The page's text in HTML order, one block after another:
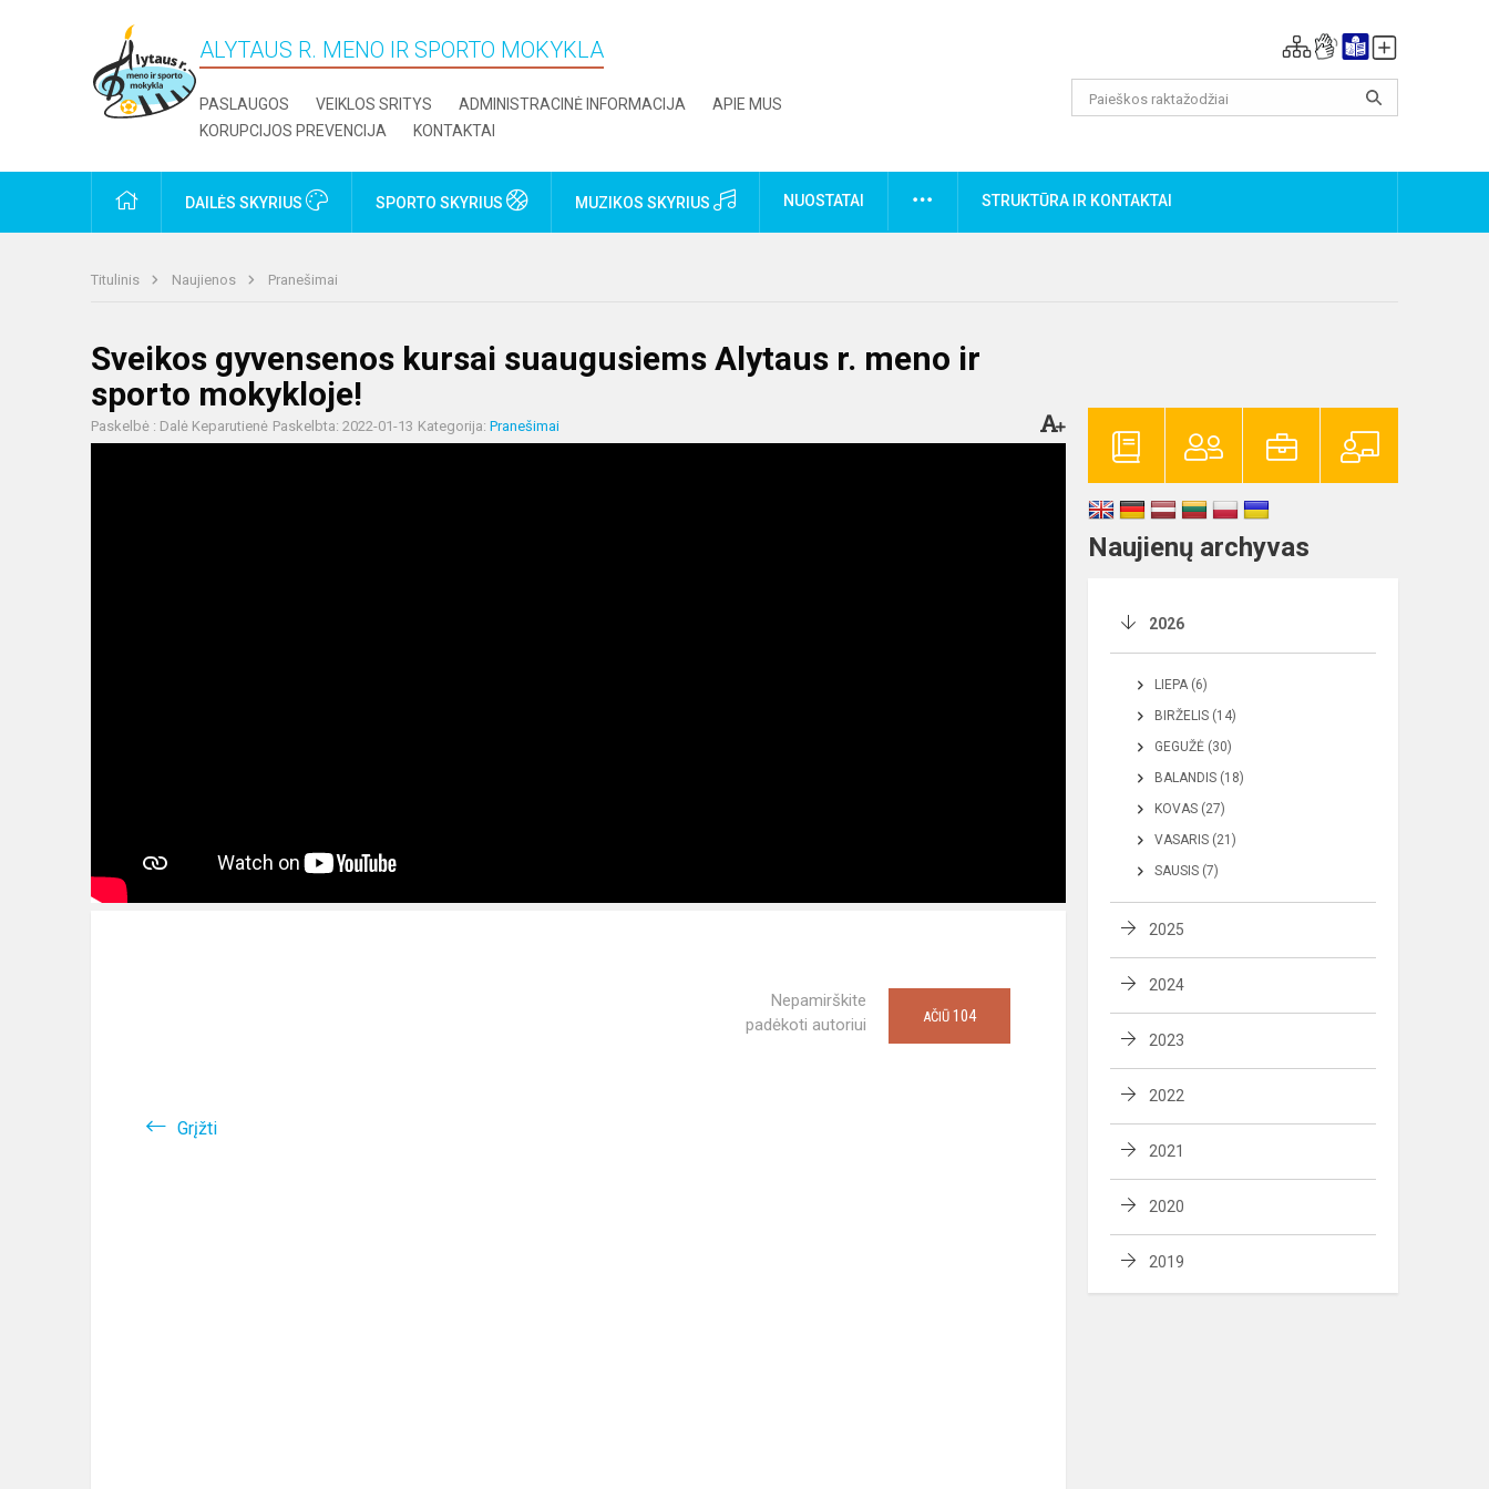
ALYTAUS R. MENO IR SPORTO MOKYKLA
PASLAUGOS VEIKLOS SRITYS ADMINISTRACINĖ INFORMACIJA
APIE MUS
KORUPCIJOS PREVENCIJA
KONTAKTAI
PRADŽIADAILĖS SKYRIUS SPORTO SKYRIUS MUZIKOS SKYRIUS NUOSTATAI STRUKTŪRA IR KONTAKTAI
Titulinis Naujienos Pranešimai
Sveikos gyvensenos kursai suaugusiems Alytaus r. meno ir
sporto mokykloje!
Paskelbė : Dalė Keparutienė Paskelbta: 2022-01-13 Kategorija: Pranešimai
Nepamirškite
padėkoti autoriui
AČIŪ 104
Grįžti
Naujienų archyvas
2026
LIEPA (6)
BIRŽELIS (14)
GEGUŽĖ (30)
BALANDIS (18)
KOVAS (27)
VASARIS (21)
SAUSIS (7)
2025
2024
2023
2022
2021
2020
2019